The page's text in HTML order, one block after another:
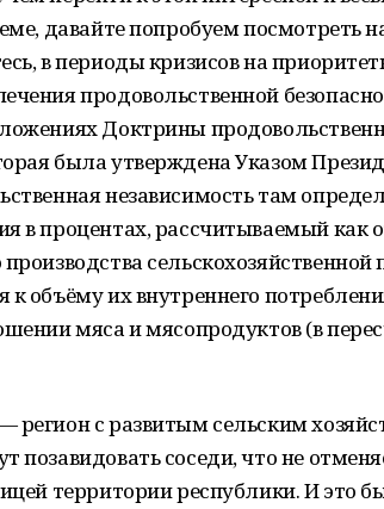
давайте попробуем посмотреть
в периоды кризисов на
продовольственной
Доктрины
была утверждена Указом
независимость там
в процентах, рассчитываемый как
производства
к объёму их внутреннего
мяса и мясопродуктов (в
регион с развитым сельским
позавидовать соседи, что не
территории республики. И это